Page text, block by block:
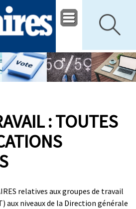
: TOUTES
relatives aux groupes de travail
aux niveaux de la Direction générale